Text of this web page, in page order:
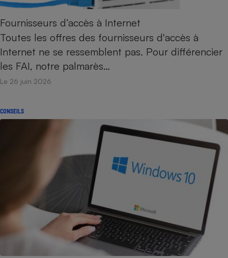
Fournisseurs d’accès à Internet
Toutes les offres des fournisseurs d'accès à
Internet ne se ressemblent pas. Pour différencier
les FAI, notre palmarès…
Le 26 juin 2026
CONSEILS